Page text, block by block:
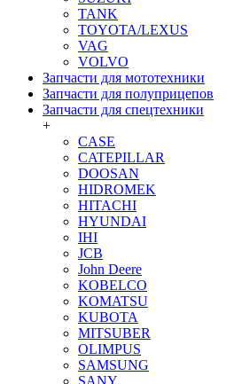
TANK
TOYOTA/LEXUS
VAG
VOLVO
Запчасти для мототехники
Запчасти для полуприцепов
Запчасти для спецтехники
+
CASE
CATEPILLAR
DOOSAN
HIDROMEK
HITACHI
HYUNDAI
IHI
JCB
John Deere
KOBELCO
KOMATSU
KUBOTA
MITSUBER
OLIMPUS
SAMSUNG